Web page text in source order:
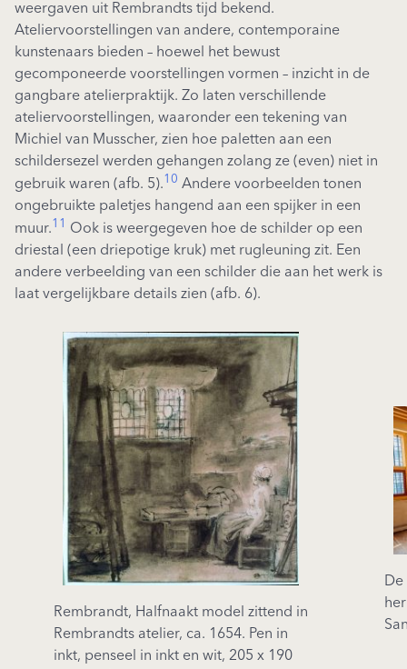
weergaven uit Rembrandts tijd bekend.
Ateliervoorstellingen van andere, contemporaine
kunstenaars bieden – hoewel het bewust
gecomponeerde voorstellingen vormen – inzicht in de
gangbare atelierpraktijk. Zo laten verschillende
ateliervoorstellingen, waaronder een tekening van
Michiel van Musscher, zien hoe paletten aan een
schildersezel werden gehangen zolang ze (even) niet in
gebruik waren (afb. 5).10 Andere voorbeelden tonen
ongebruikte paletjes hangend aan een spijker in een
muur.11
Ook is weergegeven hoe de schilder op een
driestal (een driepotige kruk) met rugleuning zit. Een
andere verbeelding van een schilder die aan het werk is
laat vergelijkbare details zien (afb. 6).
Rembrandt, Halfnaakt model zittend in
Rembrandts atelier, ca. 1654. Pen in
inkt, penseel in inkt en wit, 205 x 190